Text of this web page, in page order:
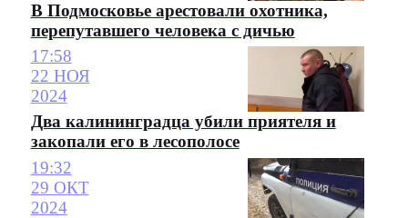
В Подмосковье арестовали охотника,
перепутавшего человека с дичью
17:58
22 НОЯ
2024
Два калининградца убили приятеля и
закопали его в лесополосе
19:32
29 ОКТ
2024